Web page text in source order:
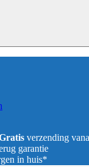
verzending
in huis*